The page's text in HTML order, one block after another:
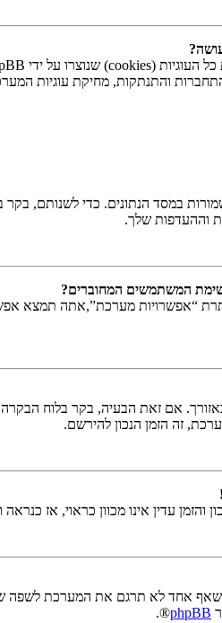
והתנתקות, מחיקת עוגיות
במסד הנתונים. כדי לשנותם,
וההעדפות שלך.
המשתמשים המחוברים?
“אפשרויות מערכת”,אתה תמצא
אם זאת הבעיה, בקר בלוח
זה הזמן הנכון להירשם.
עדין אינו מכוון כראוי, אז
אחד לא תרגם את המערכת לשפה
phpBB
®.